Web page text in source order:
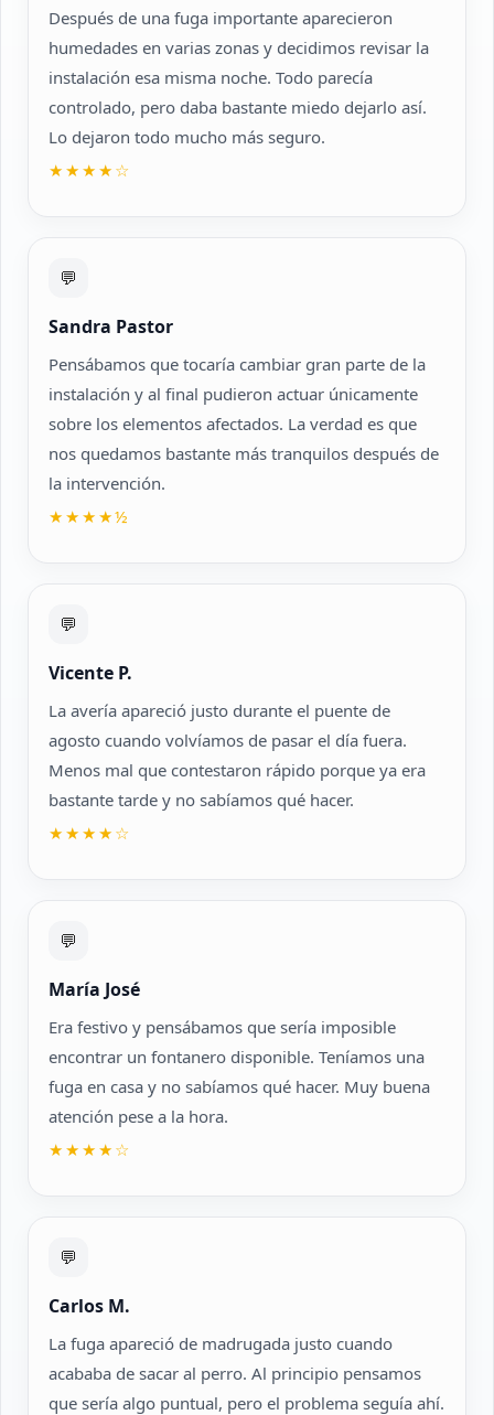
Después de una fuga importante aparecieron
humedades en varias zonas y decidimos revisar la
instalación esa misma noche. Todo parecía
controlado, pero daba bastante miedo dejarlo así.
Lo dejaron todo mucho más seguro.
★★★★☆
💬
Sandra Pastor
Pensábamos que tocaría cambiar gran parte de la
instalación y al final pudieron actuar únicamente
sobre los elementos afectados. La verdad es que
nos quedamos bastante más tranquilos después de
la intervención.
★★★★½
💬
Vicente P.
La avería apareció justo durante el puente de
agosto cuando volvíamos de pasar el día fuera.
Menos mal que contestaron rápido porque ya era
bastante tarde y no sabíamos qué hacer.
★★★★☆
💬
María José
Era festivo y pensábamos que sería imposible
encontrar un fontanero disponible. Teníamos una
fuga en casa y no sabíamos qué hacer. Muy buena
atención pese a la hora.
★★★★☆
💬
Carlos M.
La fuga apareció de madrugada justo cuando
acababa de sacar al perro. Al principio pensamos
que sería algo puntual, pero el problema seguía ahí.